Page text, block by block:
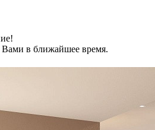
в ближайшее время.